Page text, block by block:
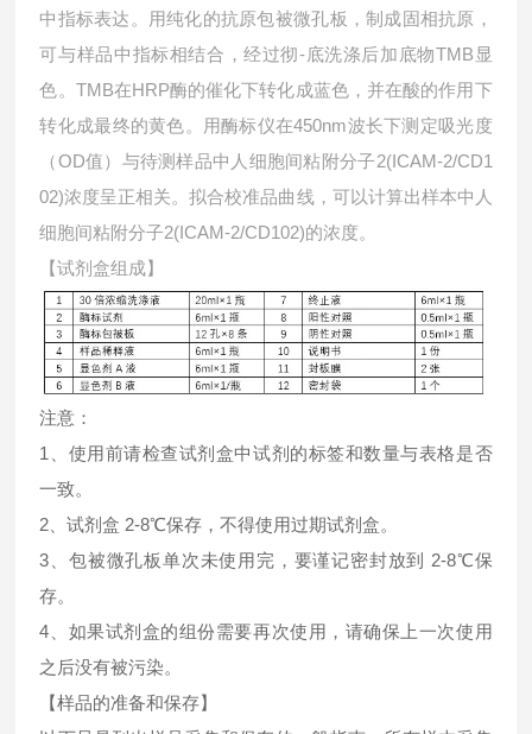
中指标表达。用纯化的抗原包被微孔板，制成固相抗原，
可与样品中指标相结合，经过彻-底洗涤后加底物TMB显
色。TMB在HRP酶的催化下转化成蓝色，并在酸的作用下
转化成最终的黄色。用酶标仪在450nm波长下测定吸光度
（OD值）与待测样品中 人细胞间粘附分子2(ICAM-2/CD1
02)浓度呈正相关。拟合校准品曲线，可以计算出样本中 人
细胞间粘附分子2(ICAM-2/CD102)的浓度。
【试剂盒组成】
注意：
1、使用前请检查试剂盒中试剂的标签和数量与表格是否
一致。
2、试剂盒 2-8℃保存，不得使用过期试剂盒。
3、包被微孔板单次未使用完，要谨记密封放到 2-8℃保
存。
4、如果试剂盒的组份需要再次使用，请确保上一次使用
之后没有被污染。
【样品的准备和保存】